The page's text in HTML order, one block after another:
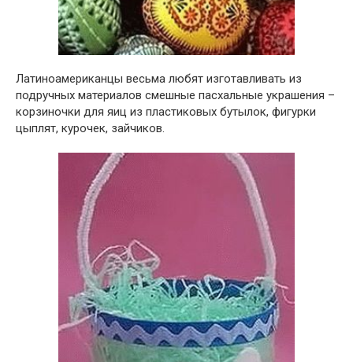
Латиноамериканцы весьма любят изготавливать из
подручных материалов смешные пасхальные украшения –
корзиночки для яиц из пластиковых бутылок, фигурки
цыплят, курочек, зайчиков.